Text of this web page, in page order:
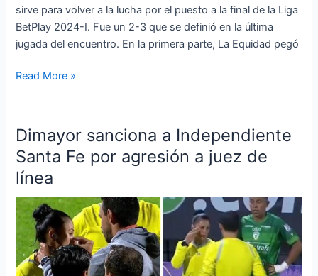
sirve para volver a la lucha por el puesto a la final de la Liga
BetPlay 2024-I. Fue un 2-3 que se definió en la última
jugada del encuentro. En la primera parte, La Equidad pegó
Read More »
Dimayor sanciona a Independiente
Santa Fe por agresión a juez de
línea
Dimayor
sanciona
a
Independiente
Santa
Fe
por
agresión
a